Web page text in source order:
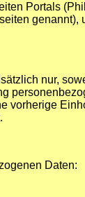
Portals
nur,
Daten: